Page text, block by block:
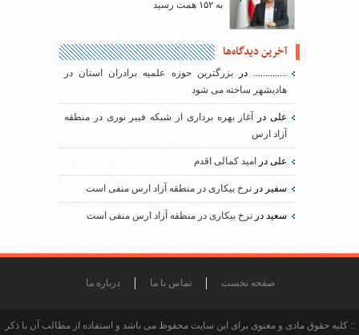
به ۱۵۲ همت رسید
آخرین دیدگاه‌ها
..............دربزرگترین حوزه علمیه برادران استان در
هادیشهر ساخته می شود
علیدر
آغاز بهره برداری از شبکه فیبر نوری در منطقه
آزاد ارس
علی در امید کمالی اقدم
سفیر در نرخ بیکاری در منطقه آزاد ارس منفی است
سعید در نرخ بیکاری در منطقه آزاد ارس منفی است
صفحه نخست تماس با ما درباره ما
:: کلیه حقوق مادی و معنوی برای این سایت محفوظ می باشد و استفاده از مطالب آن با ذکر